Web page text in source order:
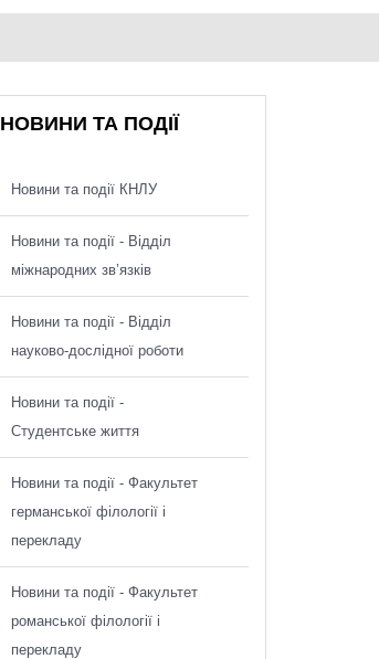
НОВИНИ ТА ПОДІЇ
Новини та події КНЛУ
Новини та події - Відділ
міжнародних зв’язків
Новини та події - Відділ
науково-дослідної роботи
Новини та події -
Студентське життя
Новини та події - Факультет
германської філології і
перекладу
Новини та події - Факультет
романської філології і
перекладу